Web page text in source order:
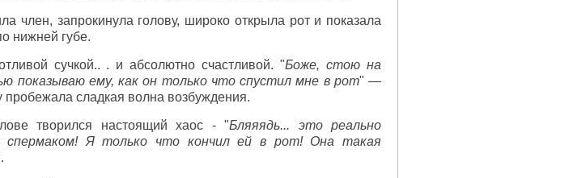
член, запрокинула голову, широко открыла рот и показала
нижней губе.
сучкой.. . и абсолютно счастливой. "Боже, стою на
показываю ему, как он только что спустил мне в рот" —
пробежала сладкая волна возбуждения.
творился настоящий хаос - "Бляяядь... это реально
спермаком! Я только что кончил ей в рот! Она такая